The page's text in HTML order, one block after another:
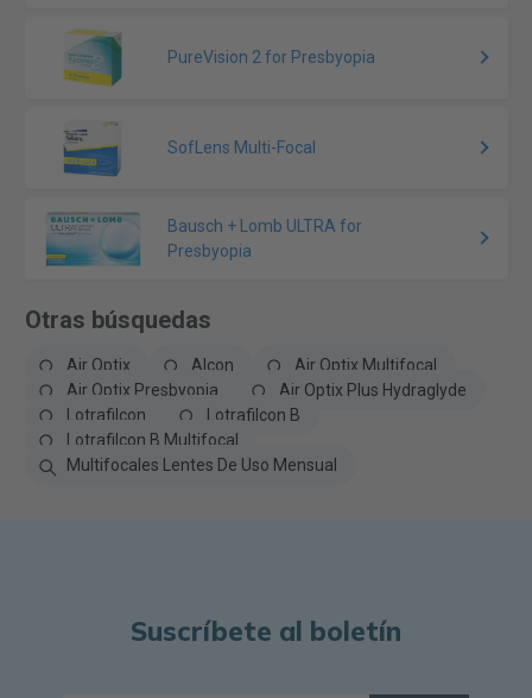
PureVision 2 for Presbyopia
SofLens Multi-Focal
Bausch + Lomb ULTRA for
Presbyopia
Otras búsquedas
Air Optix Alcon
Air Optix Multifocal
Air Optix Presbyopia
Air Optix Plus Hydraglyde
Lotrafilcon
Lotrafilcon B
Lotrafilcon B Multifocal
Multifocales Lentes De Uso Mensual
Suscríbete al boletín